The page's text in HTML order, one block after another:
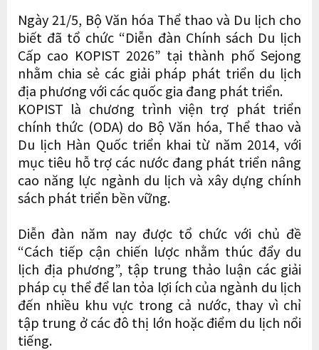
Ngày 21/5, Bộ Văn hóa Thể thao và Du lịch cho
biết đã tổ chức “Diễn đàn Chính sách Du lịch
Cấp cao KOPIST 2026” tại thành phố Sejong
nhằm chia sẻ các giải pháp phát triển du lịch
địa phương với các quốc gia đang phát triển.
KOPIST là chương trình viện trợ phát triển
chính thức (ODA) do Bộ Văn hóa, Thể thao và
Du lịch Hàn Quốc triển khai từ năm 2014, với
mục tiêu hỗ trợ các nước đang phát triển nâng
cao năng lực ngành du lịch và xây dựng chính
sách phát triển bền vững.
Diễn đàn năm nay được tổ chức với chủ đề
“Cách tiếp cận chiến lược nhằm thúc đẩy du
lịch địa phương”, tập trung thảo luận các giải
pháp cụ thể để lan tỏa lợi ích của ngành du lịch
đến nhiều khu vực trong cả nước, thay vì chỉ
tập trung ở các đô thị lớn hoặc điểm du lịch nổi
tiếng.